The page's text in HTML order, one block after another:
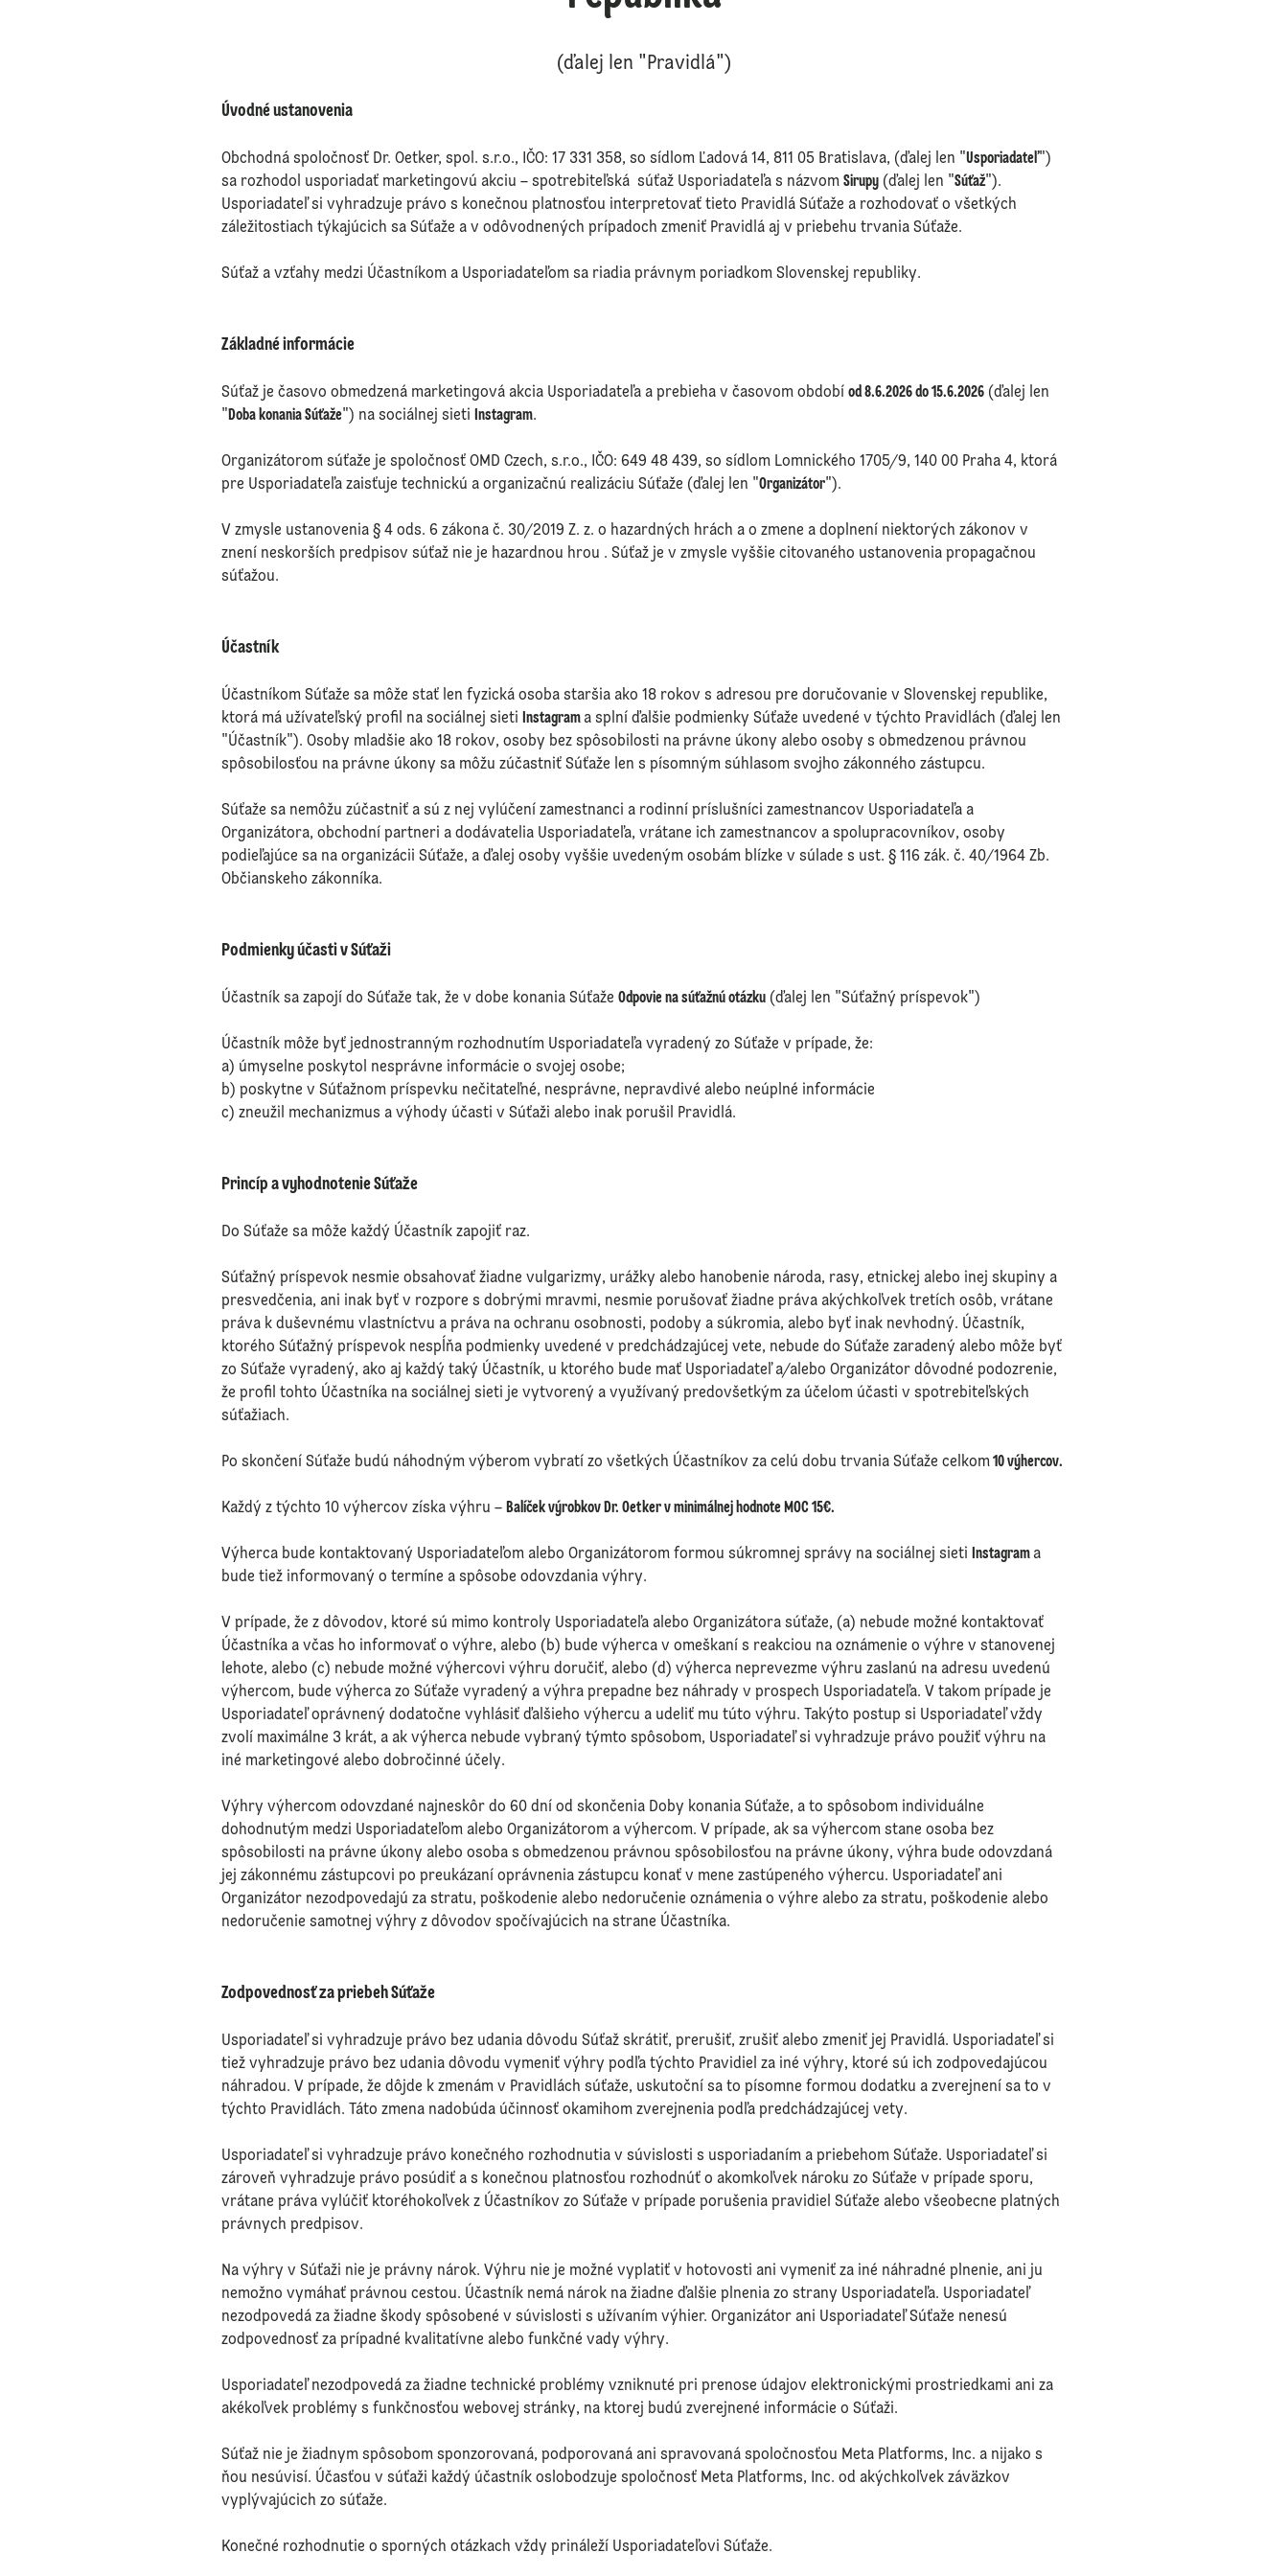
(ďalej len "Pravidlá")
Úvodné ustanovenia
Obchodná spoločnosť Dr. Oetker, spol. s.r.o., IČO: 17 331 358, so sídlom Ľadová 14, 811 05 Bratislava, (ďalej len "Usporiadateľ")
sa rozhodol usporiadať marketingovú akciu – spotrebiteľská súťaž Usporiadateľa s názvom Sirupy(ďalej len "Súťaž").
Usporiadateľ si vyhradzuje právo s konečnou platnosťou interpretovať tieto Pravidlá Súťaže a rozhodovať o všetkých
záležitostiach týkajúcich sa Súťaže a v odôvodnených prípadoch zmeniť Pravidlá aj v priebehu trvania Súťaže.
Súťaž a vzťahy medzi Účastníkom a Usporiadateľom sa riadia právnym poriadkom Slovenskej republiky.
Základné informácie
Súťaž je časovo obmedzená marketingová akcia Usporiadateľa a prebieha v časovom období od 8.6.2026 do 15.6.2026(ďalej len
"Doba konania Súťaže") na sociálnej sieti Instagram.
Organizátorom súťaže je spoločnosť OMD Czech, s.r.o., IČO: 649 48 439, so sídlom Lomnického 1705/9, 140 00 Praha 4, ktorá
pre Usporiadateľa zaisťuje technickú a organizačnú realizáciu Súťaže (ďalej len "Organizátor").
V zmysle ustanovenia § 4 ods. 6 zákona č. 30/2019 Z. z. o hazardných hrách a o zmene a doplnení niektorých zákonov v
znení neskorších predpisov súťaž nie je hazardnou hrou . Súťaž je v zmysle vyššie citovaného ustanovenia propagačnou
súťažou.
Účastník
Účastníkom Súťaže sa môže stať len fyzická osoba staršia ako 18 rokov s adresou pre doručovanie v Slovenskej republike,
ktorá má užívateľský profil na sociálnej sieti Instagram a splní ďalšie podmienky Súťaže uvedené v týchto Pravidlách (ďalej len
"Účastník"). Osoby mladšie ako 18 rokov, osoby bez spôsobilosti na právne úkony alebo osoby s obmedzenou právnou
spôsobilosťou na právne úkony sa môžu zúčastniť Súťaže len s písomným súhlasom svojho zákonného zástupcu.
Súťaže sa nemôžu zúčastniť a sú z nej vylúčení zamestnanci a rodinní príslušníci zamestnancov Usporiadateľa a
Organizátora, obchodní partneri a dodávatelia Usporiadateľa, vrátane ich zamestnancov a spolupracovníkov, osoby
podieľajúce sa na organizácii Súťaže, a ďalej osoby vyššie uvedeným osobám blízke v súlade s ust. § 116 zák. č. 40/1964 Zb.
Občianskeho zákonníka.
Podmienky účasti v Súťaži
Účastník sa zapojí do Súťaže tak, že v dobe konania Súťaže Odpovie na súťažnú otázku(ďalej len "Súťažný príspevok")
Účastník môže byť jednostranným rozhodnutím Usporiadateľa vyradený zo Súťaže v prípade, že:
a) úmyselne poskytol nesprávne informácie o svojej osobe;
⁠b) poskytne v Súťažnom príspevku nečitateľné, nesprávne, nepravdivé alebo neúplné informácie
⁠c) zneužil mechanizmus a výhody účasti v Súťaži alebo inak porušil Pravidlá.
Princíp a vyhodnotenie Súťaže
Do Súťaže sa môže každý Účastník zapojiť raz.
Súťažný príspevok nesmie obsahovať žiadne vulgarizmy, urážky alebo hanobenie národa, rasy, etnickej alebo inej skupiny a
presvedčenia, ani inak byť v rozpore s dobrými mravmi, nesmie porušovať žiadne práva akýchkoľvek tretích osôb, vrátane
práva k duševnému vlastníctvu a práva na ochranu osobnosti, podoby a súkromia, alebo byť inak nevhodný. Účastník,
ktorého Súťažný príspevok nespĺňa podmienky uvedené v predchádzajúcej vete, nebude do Súťaže zaradený alebo môže byť
zo Súťaže vyradený, ako aj každý taký Účastník, u ktorého bude mať Usporiadateľ a/alebo Organizátor dôvodné podozrenie,
že profil tohto Účastníka na sociálnej sieti je vytvorený a využívaný predovšetkým za účelom účasti v spotrebiteľských
súťažiach.
Po skončení Súťaže budú náhodným výberom vybratí zo všetkých Účastníkov za celú dobu trvania Súťaže celkom10 výhercov.
Každý z týchto 10 výhercov získa výhru – Balíček výrobkov Dr. Oetker v minimálnej hodnote MOC 15€.
Výherca bude kontaktovaný Usporiadateľom alebo Organizátorom formou súkromnej správy na sociálnej sieti Instagram a
bude tiež informovaný o termíne a spôsobe odovzdania výhry.
V prípade, že z dôvodov, ktoré sú mimo kontroly Usporiadateľa alebo Organizátora súťaže, (a) nebude možné kontaktovať
Účastníka a včas ho informovať o výhre, alebo (b) bude výherca v omeškaní s reakciou na oznámenie o výhre v stanovenej
lehote, alebo (c) nebude možné výhercovi výhru doručiť, alebo (d) výherca neprevezme výhru zaslanú na adresu uvedenú
výhercom, bude výherca zo Súťaže vyradený a výhra prepadne bez náhrady v prospech Usporiadateľa. V takom prípade je
Usporiadateľ oprávnený dodatočne vyhlásiť ďalšieho výhercu a udeliť mu túto výhru. Takýto postup si Usporiadateľ vždy
zvolí maximálne 3 krát, a ak výherca nebude vybraný týmto spôsobom, Usporiadateľ si vyhradzuje právo použiť výhru na
iné marketingové alebo dobročinné účely.
Výhry výhercom odovzdané najneskôr do 60 dní od skončenia Doby konania Súťaže, a to spôsobom individuálne
dohodnutým medzi Usporiadateľom alebo Organizátorom a výhercom. V prípade, ak sa výhercom stane osoba bez
spôsobilosti na právne úkony alebo osoba s obmedzenou právnou spôsobilosťou na právne úkony, výhra bude odovzdaná
jej zákonnému zástupcovi po preukázaní oprávnenia zástupcu konať v mene zastúpeného výhercu. Usporiadateľ ani
Organizátor nezodpovedajú za stratu, poškodenie alebo nedoručenie oznámenia o výhre alebo za stratu, poškodenie alebo
nedoručenie samotnej výhry z dôvodov spočívajúcich na strane Účastníka.
Zodpovednosť za priebeh Súťaže
Usporiadateľ si vyhradzuje právo bez udania dôvodu Súťaž skrátiť, prerušiť, zrušiť alebo zmeniť jej Pravidlá. Usporiadateľ si
tiež vyhradzuje právo bez udania dôvodu vymeniť výhry podľa týchto Pravidiel za iné výhry, ktoré sú ich zodpovedajúcou
náhradou. V prípade, že dôjde k zmenám v Pravidlách súťaže, uskutoční sa to písomne formou dodatku a zverejnení sa to v
týchto Pravidlách. Táto zmena nadobúda účinnosť okamihom zverejnenia podľa predchádzajúcej vety.
Usporiadateľ si vyhradzuje právo konečného rozhodnutia v súvislosti s usporiadaním a priebehom Súťaže. Usporiadateľ si
zároveň vyhradzuje právo posúdiť a s konečnou platnosťou rozhodnúť o akomkoľvek nároku zo Súťaže v prípade sporu,
vrátane práva vylúčiť ktoréhokoľvek z Účastníkov zo Súťaže v prípade porušenia pravidiel Súťaže alebo všeobecne platných
právnych predpisov.
Na výhry v Súťaži nie je právny nárok. Výhru nie je možné vyplatiť v hotovosti ani vymeniť za iné náhradné plnenie, ani ju
nemožno vymáhať právnou cestou. Účastník nemá nárok na žiadne ďalšie plnenia zo strany Usporiadateľa. Usporiadateľ
nezodpovedá za žiadne škody spôsobené v súvislosti s užívaním výhier. Organizátor ani Usporiadateľ Súťaže nenesú
zodpovednosť za prípadné kvalitatívne alebo funkčné vady výhry.
Usporiadateľ nezodpovedá za žiadne technické problémy vzniknuté pri prenose údajov elektronickými prostriedkami ani za
akékoľvek problémy s funkčnosťou webovej stránky, na ktorej budú zverejnené informácie o Súťaži.
Súťaž nie je žiadnym spôsobom sponzorovaná, podporovaná ani spravovaná spoločnosťou Meta Platforms, Inc. a nijako s
ňou nesúvisí. Účasťou v súťaži každý účastník oslobodzuje spoločnosť Meta Platforms, Inc. od akýchkoľvek záväzkov
vyplývajúcich zo súťaže.
Konečné rozhodnutie o sporných otázkach vždy prináleží Usporiadateľovi Súťaže.